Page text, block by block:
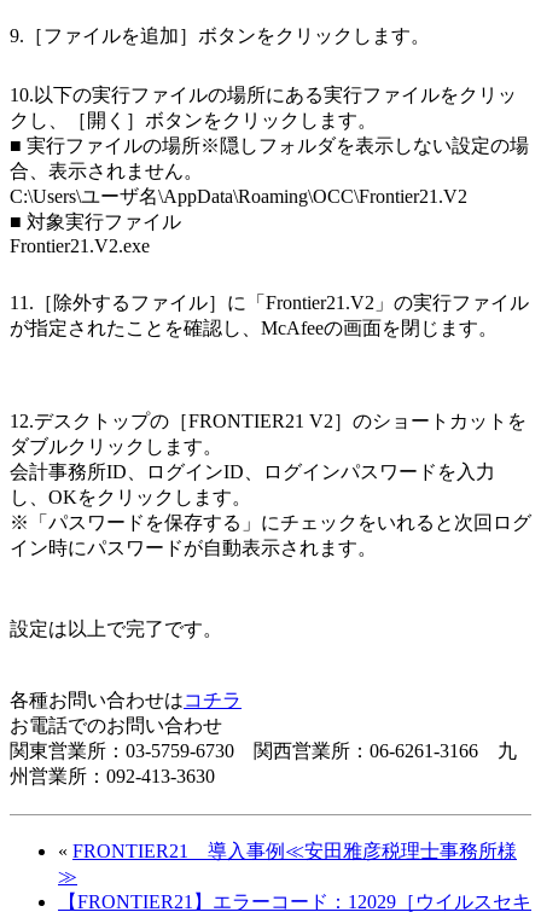
9.［ファイルを追加］ボタンをクリックします。
10.以下の実行ファイルの場所にある実行ファイルをクリッ
クし、［開く］ボタンをクリックします。
■ 実行ファイルの場所※隠しフォルダを表示しない設定の場
合、表示されません。
C:\Users\ユーザ名\AppData\Roaming\OCC\Frontier21.V2
■ 対象実行ファイル
Frontier21.V2.exe
11.［除外するファイル］に「Frontier21.V2」の実行ファイル
が指定されたことを確認し、McAfeeの画面を閉じます。
12.デスクトップの［FRONTIER21 V2］のショートカットを
ダブルクリックします。
会計事務所ID、ログインID、ログインパスワードを入力
し、OKをクリックします。
※「パスワードを保存する」にチェックをいれると次回ログ
イン時にパスワードが自動表示されます。
設定は以上で完了です。
各種お問い合わせはコチラ
お電話でのお問い合わせ
関東営業所：03-5759-6730 関西営業所：06-6261-3166 九
州営業所：092-413-3630
« FRONTIER21 導入事例≪安田雅彦税理士事務所様
≫
【FRONTIER21】エラーコード：12029［ウイルスセキ